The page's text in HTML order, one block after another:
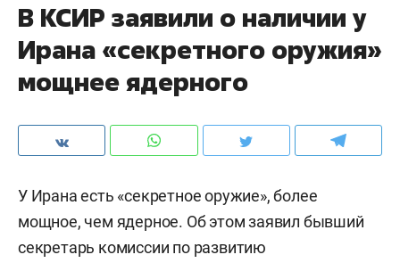
В КСИР заявили о наличии у
Ирана «секретного оружия»
мощнее ядерного
У Ирана есть «секретное оружие», более
мощное, чем ядерное. Об этом заявил бывший
секретарь комиссии по развитию